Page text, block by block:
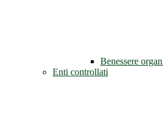
Benessere
Enti controllati